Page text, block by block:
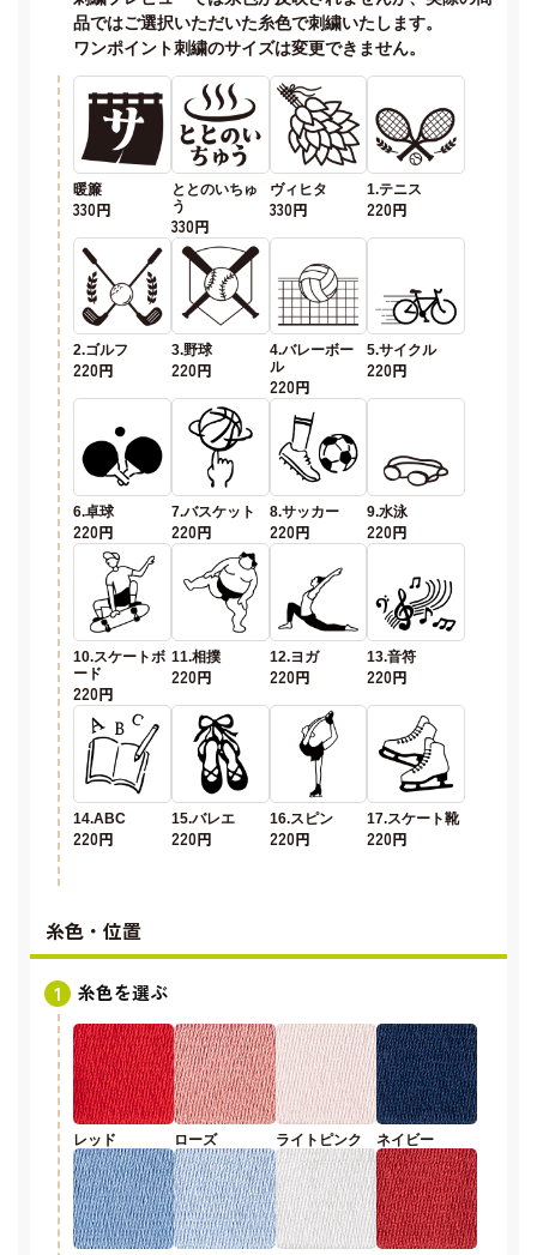
品ではご選択いただいた糸色で刺繍いたします。
ワンポイント刺繍のサイズは変更できません。
暖簾
330円
ととのいちゅ
う
330円
ヴィヒタ
330円
1.テニス
220円
2.ゴルフ
220円
3.野球
220円
4.バレーボー
ル
220円
5.サイクル
220円
6.卓球
220円
7.バスケット
220円
8.サッカー
220円
9.水泳
220円
10.スケートボ
ード
220円
11.相撲
220円
12.ヨガ
220円
13.音符
220円
14.ABC
220円
15.バレエ
220円
16.スピン
220円
17.スケート靴
220円
糸色・位置
糸色を選ぶ
レッド ローズ ライトピンク ネイビー